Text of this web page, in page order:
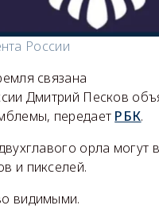
России
связана
Дмитрий Песков
передает РБК.
орла могут
и пикселей.
видимыми.